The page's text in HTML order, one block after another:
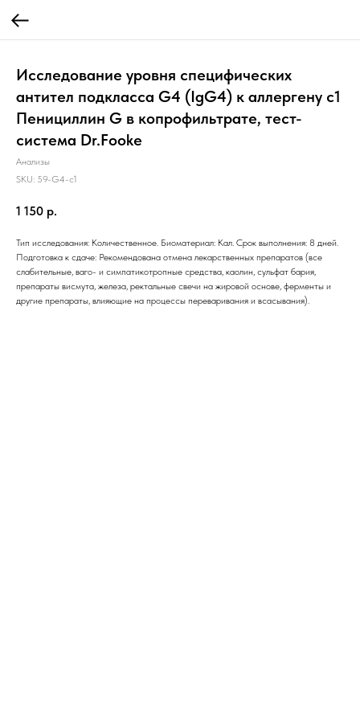
Исследование уровня специфических
антител подкласса G4 (IgG4) к аллергену c1
Пенициллин G в копрофильтрате, тест-
система Dr.Fooke
Анализы
SKU: 59-G4-c1
1 150 р.
Тип исследования: Количественное. Биоматериал: Кал. Срок выполнения: 8 дней.
Подготовка к сдаче: Рекомендована отмена лекарственных препаратов (все
слабительные, ваго- и симпатикотропные средства, каолин, сульфат бария,
препараты висмута, железа, ректальные свечи на жировой основе, ферменты и
другие препараты, влияющие на процессы переваривания и всасывания).